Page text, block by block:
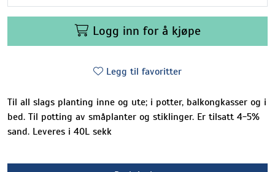
Logg inn for å kjøpe
Legg til favoritter
Til all slags planting inne og ute; i potter, balkongkasser og i
bed. Til potting av småplanter og stiklinger. Er tilsatt 4-5%
sand. Leveres i 40L sekk